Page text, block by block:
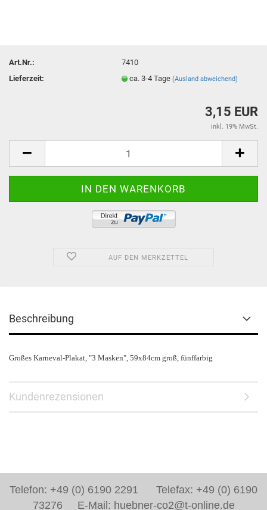
Art.Nr.:
7410
Lieferzeit:
ca. 3-4 Tage(Ausland abweichend)
3,15 EUR
inkl. 19% MwSt.
AUF DEN MERKZETTEL
Beschreibung
Großes Karneval-Plakat, "3 Masken", 59x84cm groß, fünffarbig
Kundenrezensionen
Telefon: +49 (0) 6190 2291 Telefax: +49 (0) 6190
73276 E-Mail: huebner-co2@t-online.de